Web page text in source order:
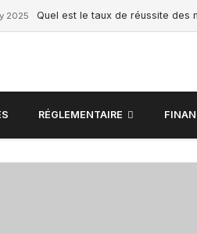
2025 Quel est le taux de réussite des
RÉGLEMENTAIRE